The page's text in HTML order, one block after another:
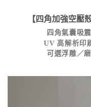
【四角加強空壓
四角氣囊吸
UV 高解析印
可選浮雕／